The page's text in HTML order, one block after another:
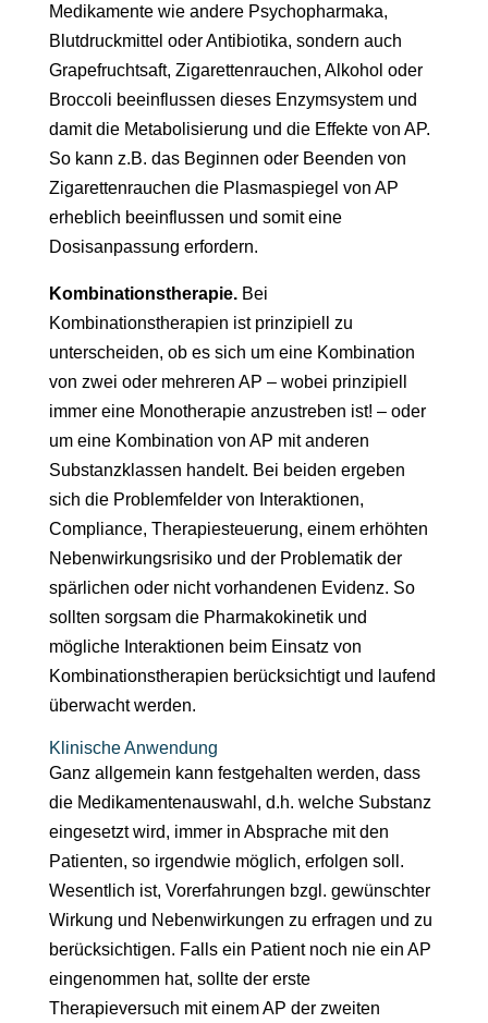
Medikamente wie andere Psychopharmaka,
Blutdruckmittel oder Antibiotika, sondern auch
Grapefruchtsaft, Zigarettenrauchen, Alkohol oder
Broccoli beeinflussen dieses Enzymsystem und
damit die Metabolisierung und die Effekte von AP.
So kann z.B. das Beginnen oder Beenden von
Zigarettenrauchen die Plasmaspiegel von AP
erheblich beeinflussen und somit eine
Dosisanpassung erfordern.
Kombinationstherapie.Bei
Kombinationstherapien ist prinzipiell zu
unterscheiden, ob es sich um eine Kombination
von zwei oder mehreren AP – wobei prinzipiell
immer eine Monotherapie anzustreben ist! – oder
um eine Kombination von AP mit anderen
Substanzklassen handelt. Bei beiden ergeben
sich die Problemfelder von Interaktionen,
Compliance, Therapiesteuerung, einem erhöhten
Nebenwirkungsrisiko und der Problematik der
spärlichen oder nicht vorhandenen Evidenz. So
sollten sorgsam die Pharmakokinetik und
mögliche Interaktionen beim Einsatz von
Kombinationstherapien berücksichtigt und laufend
überwacht werden.
Klinische Anwendung
Ganz allgemein kann festgehalten werden, dass
die Medikamentenauswahl, d.h. welche Substanz
eingesetzt wird, immer in Absprache mit den
Patienten, so irgendwie möglich, erfolgen soll.
Wesentlich ist, Vorerfahrungen bzgl. gewünschter
Wirkung und Nebenwirkungen zu erfragen und zu
berücksichtigen. Falls ein Patient noch nie ein AP
eingenommen hat, sollte der erste
Therapieversuch mit einem AP der zweiten